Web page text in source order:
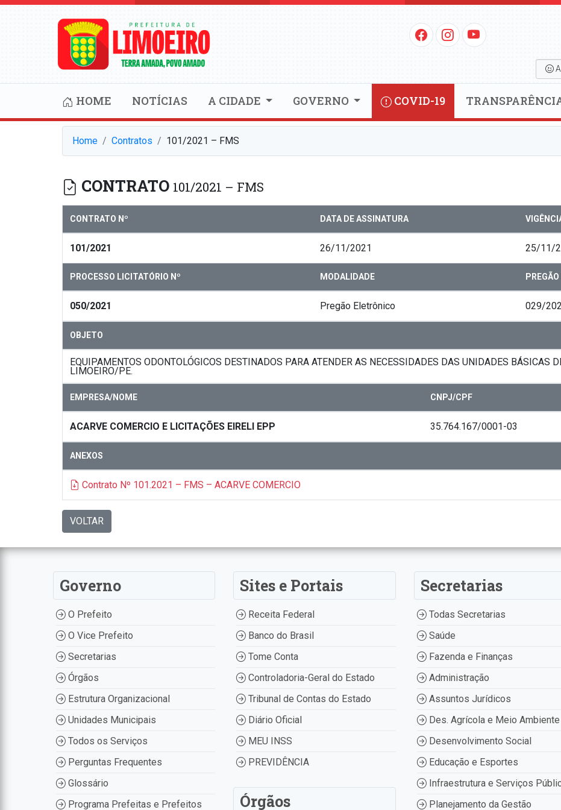
HOME NOTÍCIAS A CIDADE GOVERNO COVID-19
Home Contratos 101/2021 – FMS
CONTRATO 101/2021 – FMS
CONTRATO Nº DATA DE ASSINATURA
101/2021 26/11/2021 25/11/
PROCESSO LICITATÓRIO Nº MODALIDADE PREGÃO
050/2021 Pregão Eletrônico 029/
OBJETO
EQUIPAMENTOS ODONTOLÓGICOS DESTINADOS PARA ATENDER AS NECESSIDADES DAS UNIDADES BÁSICAS
LIMOEIRO/PE.
EMPRESA/NOME CNPJ/CPF
ACARVE COMERCIO E LICITAÇÕES EIRELI EPP 35.764.167/0001-03
ANEXOS
Contrato Nº 101.2021 – FMS – ACARVE COMERCIO
VOLTAR
Governo
O Prefeito
O Vice Prefeito
Secretarias
Órgãos
Estrutura Organizacional
Unidades Municipais
Todos os Serviços
Perguntas Frequentes
Glossário
Programa Prefeitas e Prefeitos
Sites e Portais
Receita Federal
Banco do Brasil
Tome Conta
Controladoria-Geral do Estado
Tribunal de Contas do Estado
Diário Oficial
MEU INSS
PREVIDÊNCIA
Órgãos
Secretarias
Todas Secretarias
Saúde
Fazenda e Finanças
Administração
Assuntos Jurídicos
Des. Agrícola e Meio Ambiente
Desenvolvimento Social
Educação e Esportes
Infraestrutura e Serviços
Planejamento da Gestão